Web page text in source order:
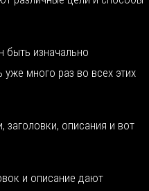
быть изначально
много раз во всех этих
заголовки, описания и вот
и описание дают